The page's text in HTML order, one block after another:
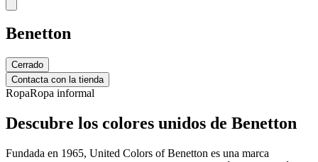
Benetton
Cerrado
Contacta con la tienda
RopaRopa informal
Descubre los colores unidos de Benetton
Fundada en 1965, United Colors of Benetton es una marca